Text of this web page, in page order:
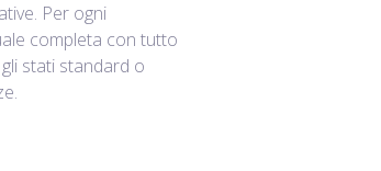
Per ogni
completa con tutto
stati standard o